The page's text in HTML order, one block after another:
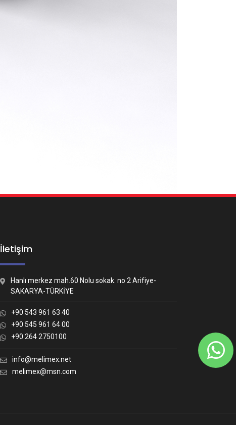
İletişim
Hanlı merkez mah.60 Nolu sokak. no 2 Arifiye-
SAKARYA-TÜRKİYE
+90 543 961 63 40
+90 545 961 64 00
+90 264 2750100
info@melimex.net
melimex@msn.com